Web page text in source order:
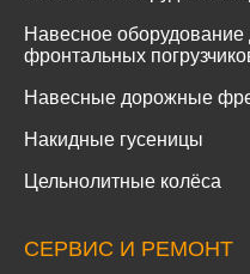
Навесное оборудование
фронтальных
Навесные дорожные
Накидные гусеницы
Цельнолитные колёса
СЕРВИС И РЕМОНТ